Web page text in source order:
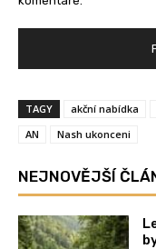
TAGY akční nabídka
AN
Nash ukonceni
NEJNOVĚJŠÍ